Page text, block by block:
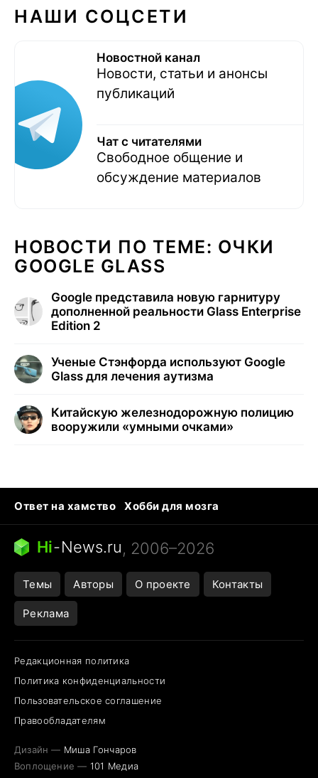
НАШИ СОЦСЕТИ
Новостной канал
Новости, статьи и анонсы
публикаций
Чат с читателями
Свободное общение и
обсуждение материалов
НОВОСТИ ПО ТЕМЕ: ОЧКИ
GOOGLE GLASS
Google представила новую гарнитуру
дополненной реальности Glass Enterprise
Edition 2
Ученые Стэнфорда используют Google
Glass для лечения аутизма
Китайскую железнодорожную полицию
вооружили «умными очками»
Ответ на хамство
Хобби для мозга
Бензин 100 vs 95
Тунцы в океанариуме
Следующая пандемия
Hi-News.ru, 2006–2026
Темы Авторы О проекте Контакты
Реклама
Редакционная политика
Политика конфиденциальности
Пользовательское соглашение
Правообладателям
Дизайн — Миша Гончаров
Воплощение — 101 Медиа